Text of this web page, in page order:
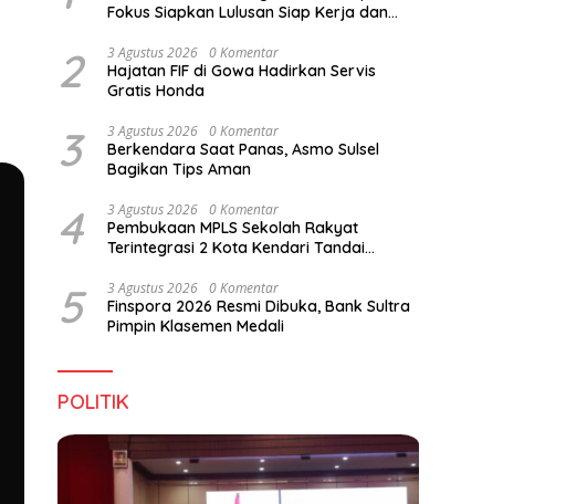
Fokus Siapkan Lulusan Siap Kerja dan
2 3 Agustus 2026 0 Komentar
Hajatan FIF di Gowa Hadirkan Servis
Gratis Honda
3 3 Agustus 2026 0 Komentar
Berkendara Saat Panas, Asmo Sulsel
Bagikan Tips Aman
4 3 Agustus 2026 0 Komentar
Pembukaan MPLS Sekolah Rakyat
Terintegrasi 2 Kota Kendari Tandai
5 3 Agustus 2026 0 Komentar
Finspora 2026 Resmi Dibuka, Bank Sultra
Pimpin Klasemen Medali
POLITIK